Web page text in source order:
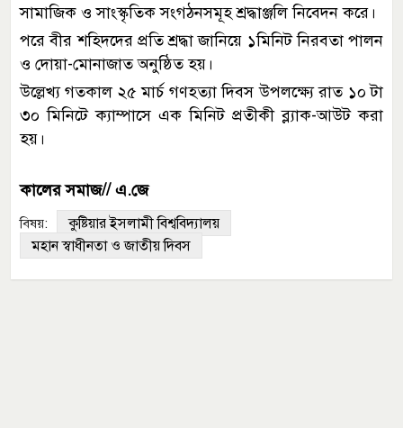
সামাজিক ও সাংস্কৃতিক সংগঠনসমূহ শ্রদ্ধাঞ্জলি নিবেদন করে।
পরে বীর শহিদদের প্রতি শ্রদ্ধা জানিয়ে ১মিনিট নিরবতা পালন
ও দোয়া-মোনাজাত অনুষ্ঠিত হয়।
উল্লেখ্য গতকাল ২৫ মার্চ গণহত্যা দিবস উপলক্ষ্যে রাত ১০ টা
৩০ মিনিটে ক্যাম্পাসে এক মিনিট প্রতীকী ব্ল্যাক-আউট করা
হয়।
কালের সমাজ// এ.জে
বিষয়:
কুষ্টিয়ার ইসলামী বিশ্ববিদ্যালয়
মহান স্বাধীনতা ও জাতীয় দিবস